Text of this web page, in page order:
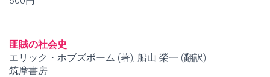
匪賊の社会史
エリック・ホブズボーム (著), 船山 榮一 (翻訳)
筑摩書房